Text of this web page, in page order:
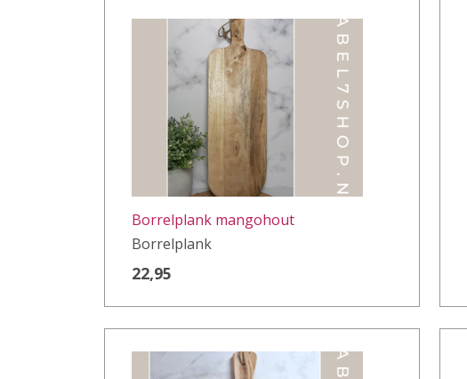
Borrelplank mangohout
Borrelplank
22,95